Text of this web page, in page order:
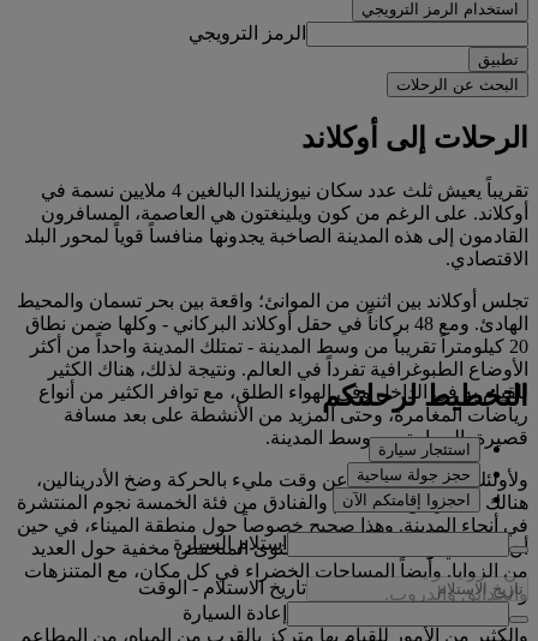
استخدام الرمز الترويجي
الرمز الترويجي
تطبيق
البحث عن الرحلات
الرحلات إلى أوكلاند
تقريباً يعيش ثلث عدد سكان نيوزيلندا البالغين 4 ملايين نسمة في
أوكلاند. على الرغم من كون ويلينغتون هي العاصمة، المسافرون
القادمون إلى هذه المدينة الصاخبة يجدونها منافساً قوياً لمحور البلد
الاقتصادي.
تجلس أوكلاند بين اثنين من الموانئ؛ واقعة بين بحر تسمان والمحيط
الهادئ. ومع 48 بركاناً في حقل أوكلاند البركاني - وكلها ضمن نطاق
20 كيلومتراً تقريباً من وسط المدينة - تمتلك المدينة واحداً من أكثر
الأوضاع الطبوغرافية تفرداً في العالم. ونتيجة لذلك، هناك الكثير
للقيام به في الداخل وفي الهواء الطلق، مع توافر الكثير من أنواع
رياضات المغامرة، وحتى المزيد من الأنشطة على بعد مسافة
قصيرة بالسيارة من وسط المدينة.
ولأولئك الذين لا يبحثون عن وقت مليء بالحركة وضخ الأدرينالين،
هنالك الكثير من المطاعم والفنادق من فئة الخمسة نجوم المنتشرة
في أنحاء المدينة. وهذا صحيح خصوصاً حول منطقة الميناء، في حين
أن المقاهي والمحلات ذات المستوى المنخفض مخفية حول العديد
من الزوايا. وأيضاً المساحات الخضراء في كل مكان، مع المتنزهات
والحدائق والدروب.
والكثير من الأمور للقيام بها متركز بالقرب من المياه، من المطاعم
التخطيط لرحلتكم
استئجار سيارة
حجز جولة سياحية
احجزوا إقامتكم الآن
استلام السيارة
تاريخ الاستلام - الوقت
إعادة السيارة